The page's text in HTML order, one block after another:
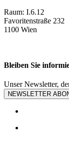
Raum: I.6.12
Favoritenstraße 232
1100 Wien
Bleiben Sie
Unser Newsletter,
NEWSLETTER